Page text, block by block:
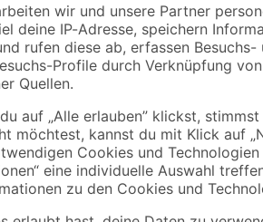
Lacke
dein
Wilckens
Anstrich
ist es
kannst.
Stunden
Erfahre